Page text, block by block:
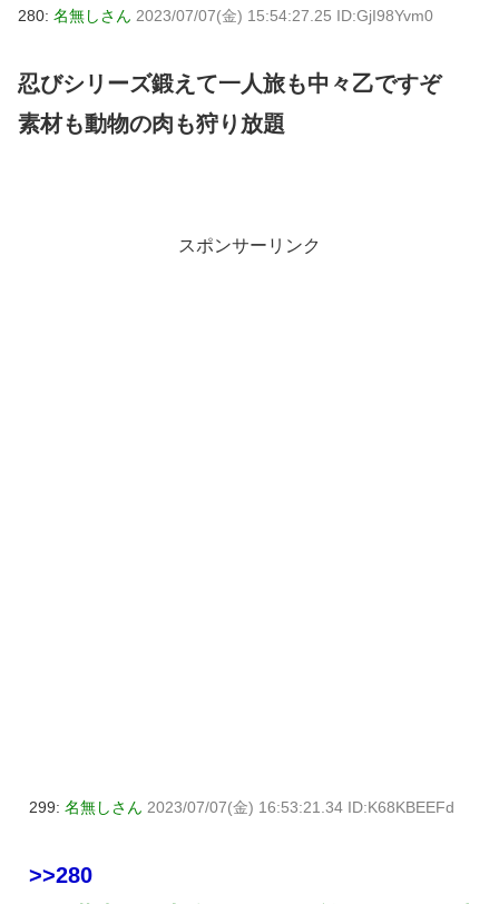
280: 名無しさん 2023/07/07(金) 15:54:27.25 ID:GjI98Yvm0
忍びシリーズ鍛えて一人旅も中々乙ですぞ
素材も動物の肉も狩り放題
スポンサーリンク
299: 名無しさん 2023/07/07(金) 16:53:21.34 ID:K68KBEEFd
>>280